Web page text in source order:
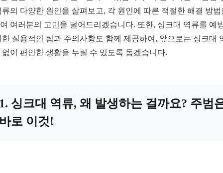
류의 다양한 원인을 살펴보고, 각 원인에 따른 적절한 해결 방법
여러분의 고민을 덜어드리겠습니다. 또한, 싱크대 역류를 예
한 실용적인 팁과 주의사항도 함께 제공하여, 앞으로는 싱크대
없이 편안한 생활을 누릴 수 있도록 돕겠습니다.
싱크대 역류, 왜 발생하는 걸까요? 주범
로 이것!